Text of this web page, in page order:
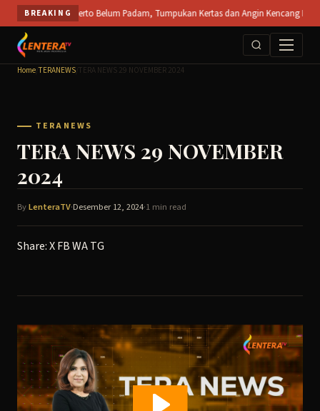
Skip
to
content
BREAKING
PT SPS Mojokerto Belum Padam, Tumpukan Kertas dan Angin Kencang
Home /TERANEWS TERA NEWS 29 NOVEMBER 2024
TERANEWS
TERA NEWS 29 NOVEMBER
2024
ByLenteraTV·Desember 12, 2024·1 min read
Share:XFBWATG